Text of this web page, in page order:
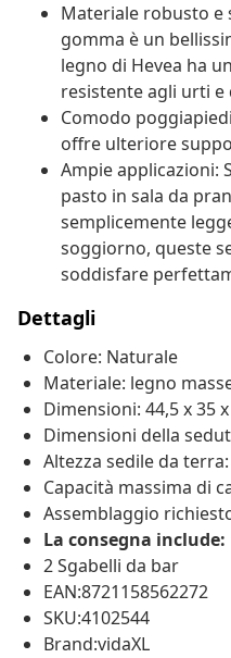
Materiale robusto e
gomma è un
legno di Hevea ha
resistente agli urti e
Comodo
offre ulteriore
Ampie applicazioni:
pasto in sala da
semplicemente
soggiorno, queste
soddisfare
Dettagli
Colore: Naturale
Materiale: legno
Dimensioni: 44,5 x 35
Dimensioni della
Altezza sedile da
Capacità massima di
Assemblaggio
La consegna include:
2 Sgabelli da bar
EAN:8721158562272
SKU:4102544
Brand:vidaXL